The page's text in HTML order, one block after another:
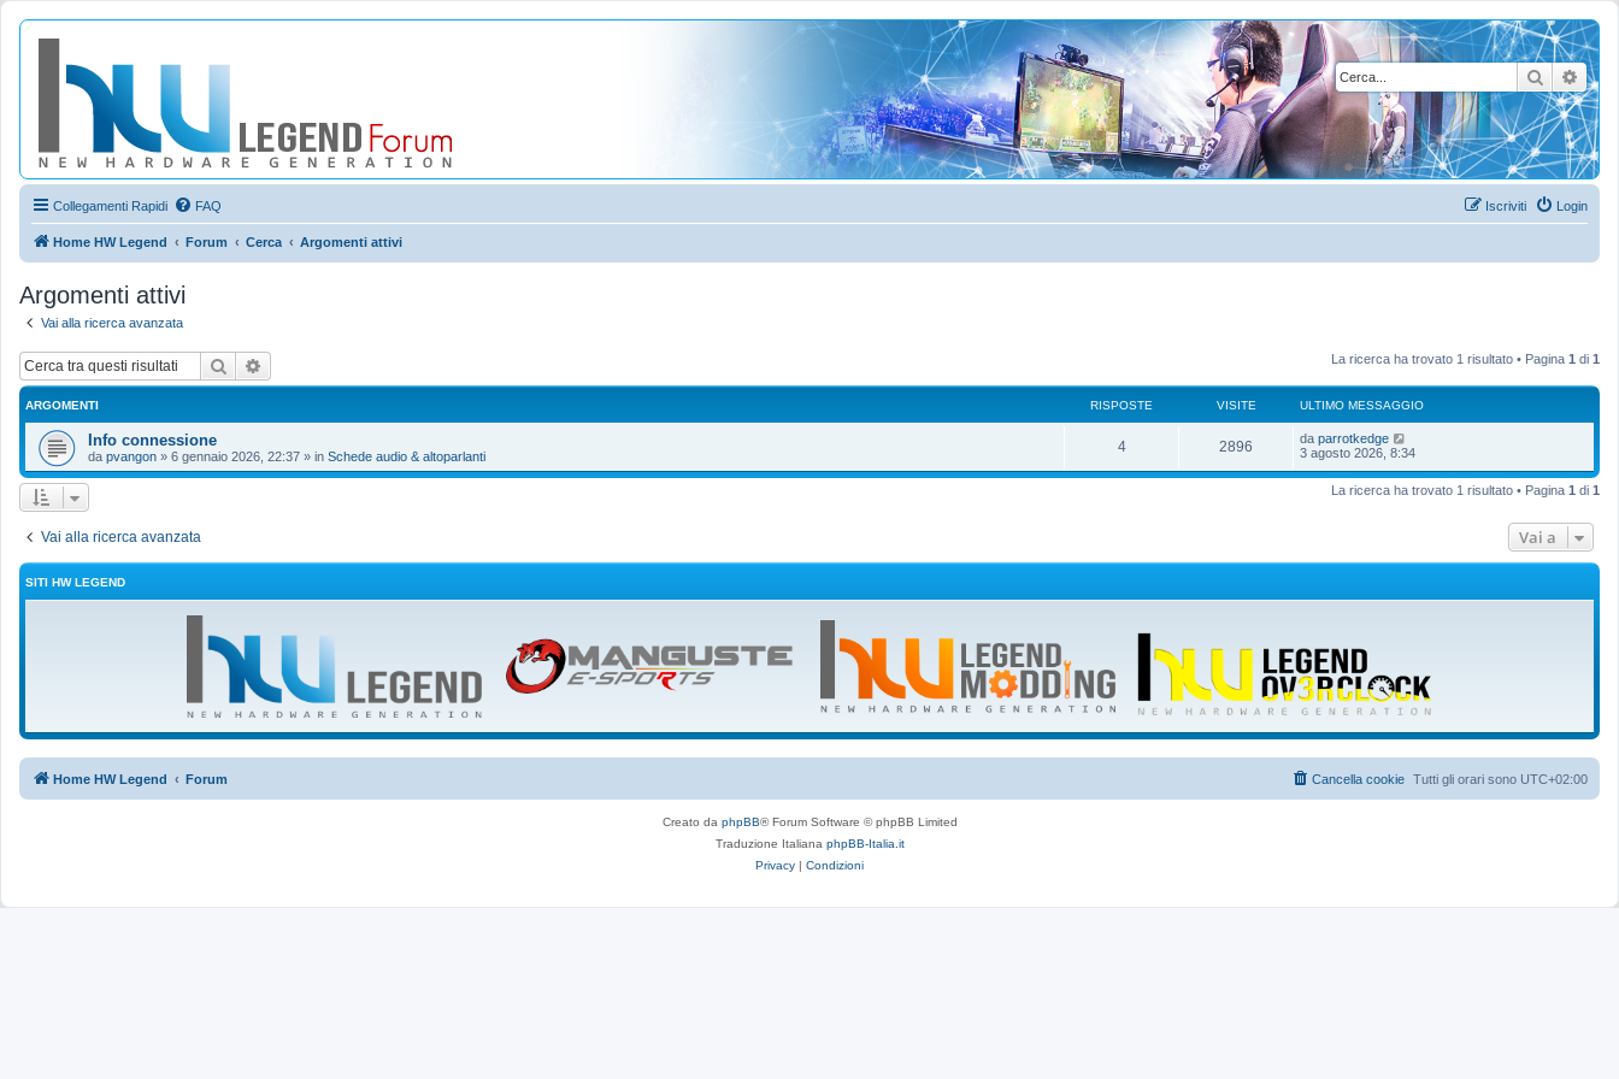
Cerca
Collegamenti Rapidi FAQ Login
Iscriviti
Home HW Legend Forum Cerca Argomenti attivi
Argomenti attivi
Vai alla ricerca avanzata
Cerca La ricerca ha trovato 1 risultato • Pagina 1 di 1
ARGOMENTI RISPOSTE VISITE ULTIMO MESSAGGIO
Info connessione
da pvangon » 6 gennaio 2026, 22:37 » in Schede audio & altoparlanti
4R
i
o
s
2896
i
t
e
U
l
i
s
da parrotkedge
3 agosto 2026, 8:34
La ricerca ha trovato 1 risultato • Pagina 1 di 1
Vai alla ricerca avanzata Vai a
SITI HW LEGEND
Home HW Legend Forum Tutti gli orari sono UTC+02:00
Cancella cookie
Creato da phpBB® Forum Software © phpBB Limited
Traduzione Italiana phpBB-Italia.it
Privacy | Condizioni